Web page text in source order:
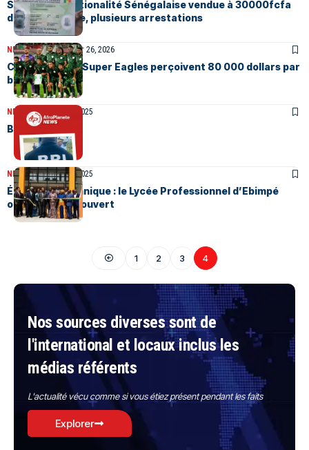
Sénégal: La nationalité Sénégalaise vendue à 30000fcfa
dans une mairie, plusieurs arrestations
NEWSSPORTSJanvier 26, 2026
CAN 2025 : Les Super Eagles perçoivent 80 000 dollars par
but inscrit
NEWSDécembre 18, 2025
BRI Nord
NEWS Décembre 13, 2025
Éducation technique : le Lycée Professionnel d’Ebimpé
officiellement ouvert
1 2 3 4
Nos sources diverses sont de
l'international et locaux inclus les
médias référents
L'actualité vécu comme si vous étiez présent pendant les faits
Explorer